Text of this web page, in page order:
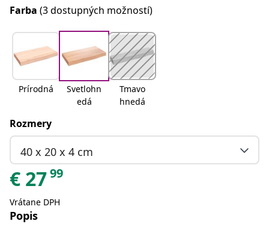
Farba (3 dostupných možností)
Prírodná
Svetlohn
edá
Tmavo
hnedá
Rozmery
40 x 20 x 4 cm
€ 2799
Vrátane DPH
Popis